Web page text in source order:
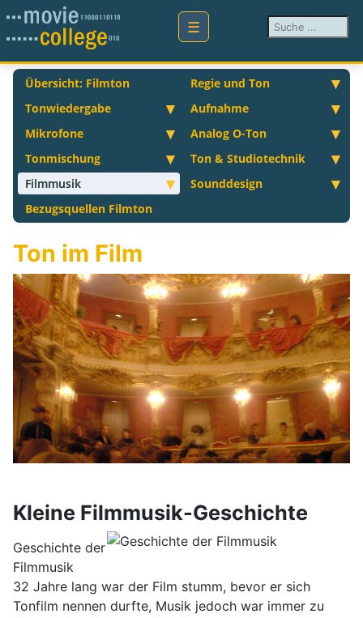
Suchen ...
Übersicht: Filmton
Regie und Ton
Tonwiedergabe
Aufnahme
Mikrofone
Analog O-Ton
Tonmischung
Ton & Studiotechnik
Filmmusik
Sounddesign
Bezugsquellen Filmton
Ton im Film
Kleine Filmmusik-Geschichte
Geschichte der
Filmmusik
32 Jahre lang war der Film stumm, bevor er sich
Tonfilm nennen durfte, Musik jedoch war immer zu